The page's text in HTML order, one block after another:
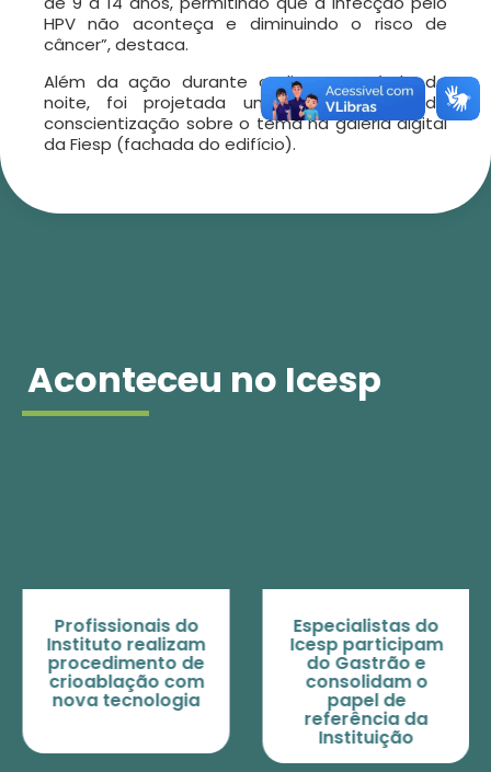
HPV não aconteça e diminuindo o risco de
câncer”, destaca.
Além da ação durante o dia, no período da
noite, foi projetada uma mensagem de
conscientização sobre o tema na galeria digital
da Fiesp (fachada do edifício).
Aconteceu no Icesp
Profissionais do
Instituto realizam
procedimento de
crioablação com
nova tecnologia
Especialistas do
Icesp participam
do Gastrão e
consolidam o
papel de
referência da
Instituição